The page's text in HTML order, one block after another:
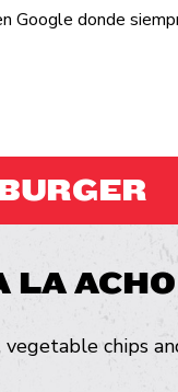
Google donde
LA ACHO
chips